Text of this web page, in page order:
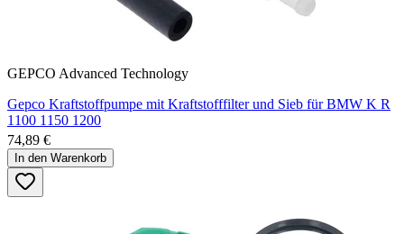
GEPCO Advanced Technology
Gepco Kraftstoffpumpe mit Kraftstofffilter und Sieb für BMW K R
1100 1150 1200
74,89 €
In den Warenkorb